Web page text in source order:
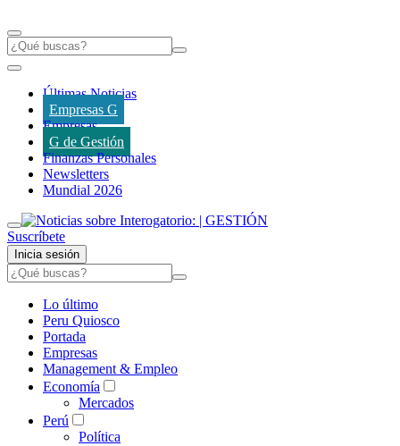
Últimas Noticias
Empresas G
Empresas
G de Gestión
Finanzas Personales
Newsletters
Mundial 2026
Suscríbete
Inicia sesión
Lo último
Peru Quiosco
Portada
Empresas
Management & Empleo
Economía
Mercados
Perú
Política